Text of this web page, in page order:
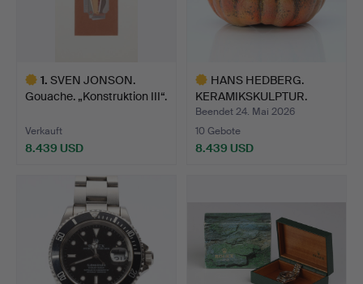
1. SVEN JONSON.
Gouache. „Konstruktion III“.
Verkauft
8.439 USD
HANS HEDBERG.
KERAMIKSKULPTUR.
Fayence mit…
Beendet 24. Mai 2026
10 Gebote
8.439 USD